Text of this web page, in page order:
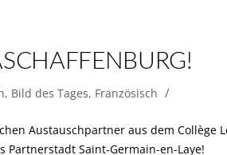
, Bild des Tages, Französisch /
Austauschpartner aus dem Collège
Partnerstadt Saint-Germain-en-Laye!